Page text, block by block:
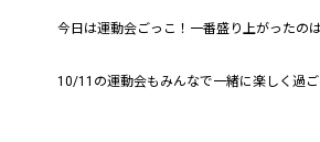
今日は運動会ごっこ！一番盛り上がったの
10/11の運動会もみんなで一緒に楽しく過ご